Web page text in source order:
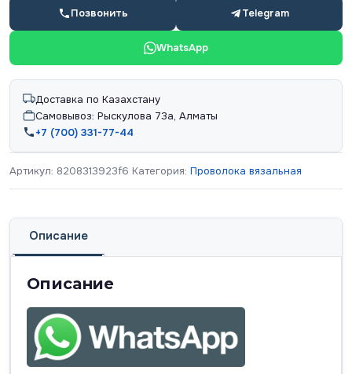
Позвонить Telegram
WhatsApp
Доставка по Казахстану
Самовывоз: Рыскулова 73а, Алматы
+7 (700) 331-77-44
Артикул: 8208313923f6 Категория: Проволока вязальная
Описание
Описание